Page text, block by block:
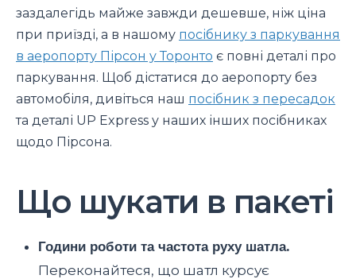
заздалегідь майже завжди дешевше, ніж ціна
при приїзді, а в нашому посібнику з паркування
в аеропорту Пірсон у Торонто є повні деталі про
паркування. Щоб дістатися до аеропорту без
автомобіля, дивіться наш посібник з пересадок
та деталі UP Express у наших інших посібниках
щодо Пірсона.
Що шукати в пакеті
Години роботи та частота руху шатла.
Переконайтеся, що шатл курсує